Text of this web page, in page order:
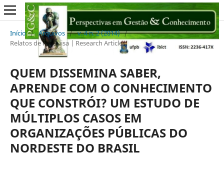
Início / Arquivos / v. 4 n. 2 (2014) /
Relatos de Pesquisa | Research Articles
QUEM DISSEMINA SABER,
APRENDE COM O CONHECIMENTO
QUE CONSTRÓI? UM ESTUDO DE
MÚLTIPLOS CASOS EM
ORGANIZAÇÕES PÚBLICAS DO
NORDESTE DO BRASIL